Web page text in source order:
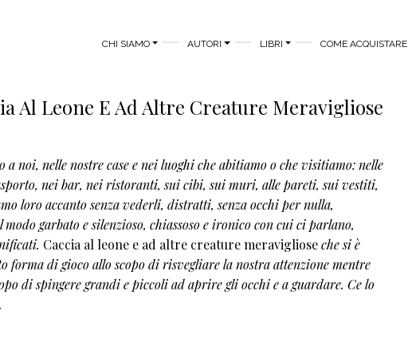
MAIN MENU
CHI SIAMO AUTORI LIBRI COME ACQUISTARE
Al Leone E Ad Altre Creature Meravigliose
noi, nelle nostre case e nei luoghi che abitiamo o che visitiamo: nelle
nei bar, nei ristoranti, sui cibi, sui muri, alle pareti, sui vestiti,
loro accanto senza vederli, distratti, senza occhi per nulla,
garbato e silenzioso, chiassoso e ironico con cui ci parlano,
Caccia al leone e ad altre creature meraviglioseche si è
forma di gioco allo scopo di risvegliare la nostra attenzione mentre
di spingere grandi e piccoli ad aprire gli occhi e a guardare. Ce lo